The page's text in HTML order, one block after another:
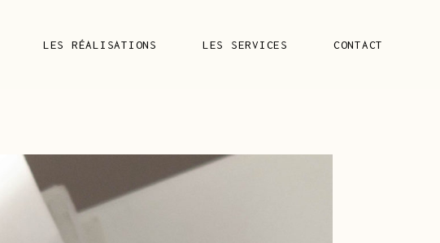
LES RÉALISATIONS LES SERVICES CONTACT